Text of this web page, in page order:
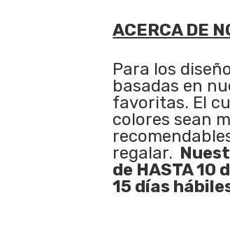
ACERCA DE
Para los
basadas en
favoritas. El
colores sean
regalar.
de HASTA 10
15 días